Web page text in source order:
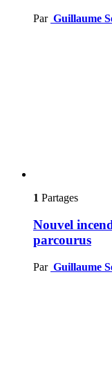
Par Guillaume
1 Partages
Nouvel
parcourus
Par Guillaume